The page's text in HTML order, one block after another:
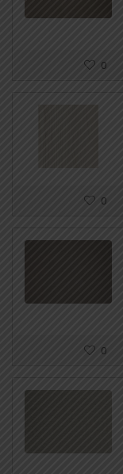
0
0
0